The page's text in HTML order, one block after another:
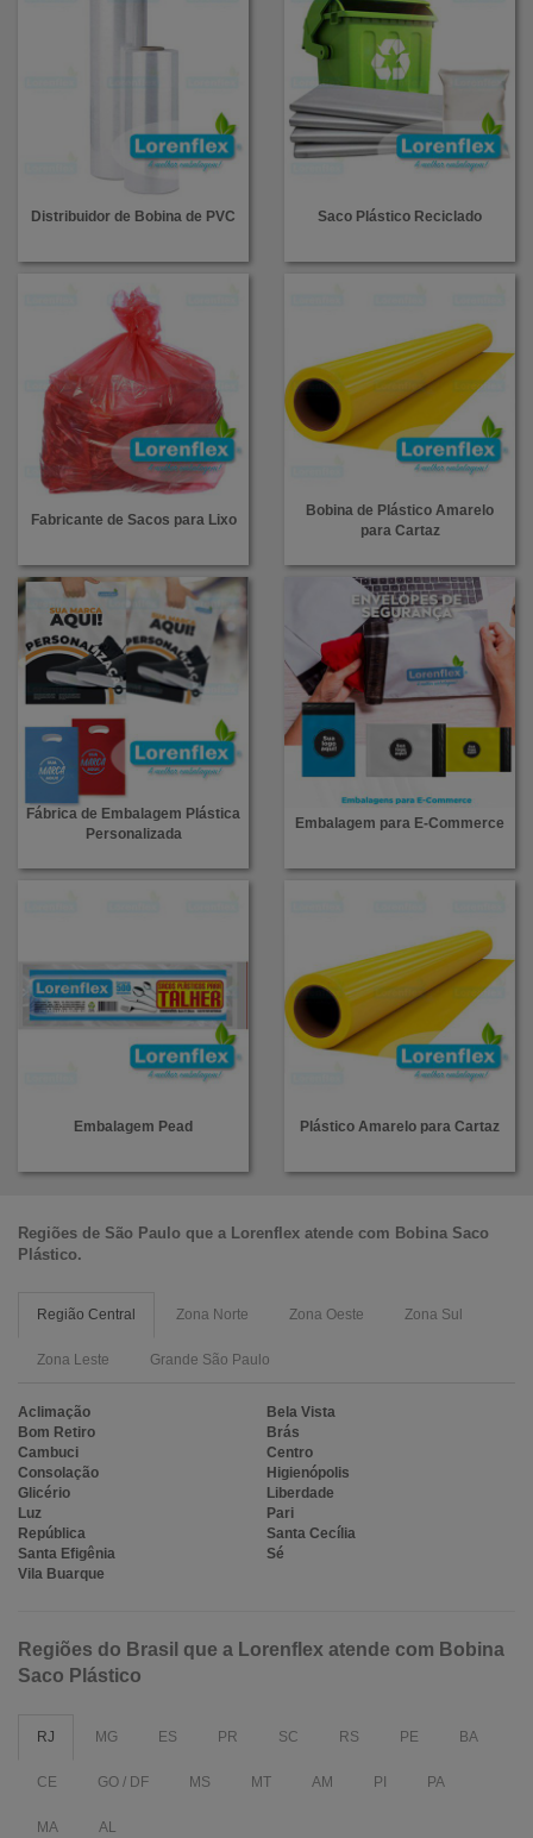
Distribuidor de Bobina de PVC Saco Plástico Reciclado
Fabricante de Sacos para Lixo
Bobina de Plástico Amarelo
para Cartaz
Fábrica de Embalagem Plástica
Personalizada
Embalagem para E-Commerce
Embalagem Pead Plástico Amarelo para Cartaz
Regiões de São Paulo que a Lorenflex atende com Bobina Saco
Plástico.
Região Central Zona Norte Zona Oeste Zona Sul
Zona Leste Grande São Paulo
Aclimação
Bela Vista
Bom Retiro
Brás
Cambuci
Centro
Consolação
Higienópolis
Glicério
Liberdade
Luz
Pari
República
Santa Cecília
Santa Efigênia
Sé
Vila Buarque
Regiões do Brasil que a Lorenflex atende com Bobina
Saco Plástico
RJ MG ES PR SC RS PE BA
CE GO / DF MS MT AM PI PA
MA AL